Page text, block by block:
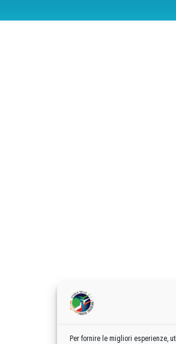
Per fornire le migliori esperienze,